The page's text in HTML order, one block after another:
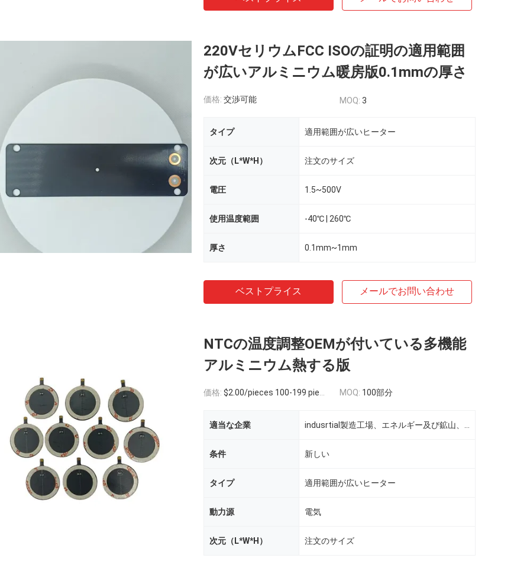
220VセリウムFCC ISOの証明の適用範囲
が広いアルミニウム暖房版0.1mmの厚さ
価格: 交渉可能 MOQ: 3
タイプ 適用範囲が広いヒーター
次元（L*W*H） 注文のサイズ
電圧 1.5~500V
使用温度範囲 -40℃ | 260℃
厚さ 0.1mm~1mm
ベストプライス メールでお問い合わせ
NTCの温度調整OEMが付いている多機能
アルミニウム熱する版
価格: $2.00/pieces 100-199 pieces MOQ: 100部分
適当な企業
条件 新しい
タイプ 適用範囲が広いヒーター
動力源 電気
次元（L*W*H） 注文のサイズ